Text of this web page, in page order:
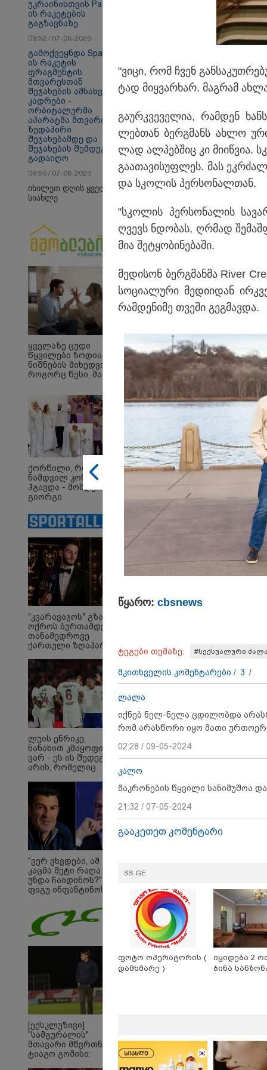
თბილისი - ანტალია
სამართალი
19:42
და
"რატომ იყრება პირად
გაუგებარი ფოტოები,
როგორ დავაღწიო
თავი?" - შესაძლებელია
თუ არა ამ ფუნქციის
წაშლა?
Faceამბები
უკრაინისთვის Patriot-
ის რაკეტების
გაგზავნაზე
09:52 / 07-08-2026
გამოქვეყნდა SpaceX-
ის რაკეტის
ფრაგმენტის
მთვარესთან
შეჯახების ამსახველი
კადრები -
ორბიტალურმა
აპარატმა მთვარის
ზედაპირი
შეჯახებამდე და
შეჯახების შემდეგ
გადაიღო
09:50 / 07-08-2026
იხილეთ დღის ყველა
სიახლე
ყველაზე ცუდი
წყვილები ზოდიაქოს
ნიშნების მიხედვით -
როგორც წესი, მათ არ
ურთიერთობა
ქორწილი, რომელიც
ნამდვილ კონცერტს
ჰგავდა - მომღერალი
გიორგი
დაქორწინდა (ვიდეო)
"კვარავაჯოს" გზა
ოქროს ბურთამდე:
თანამედროვე
ქართული ზღაპარი
ლუის ენრიკე:
ნანახით კმაყოფილი
ვარ - ეს ის შედეგი არ
არის, რომელიც
"ვერ ვხვდები, ამ
კაცმა მეტი რაღა
უნდა ჩაიდინოს?" -
ფიგუ ინფანტინოს
მოითხოვს
[ექსკლუზივი]
"სამგურალის"
მთავარი მწვრთნელი
ტიაგო გომისი:
"ვიცი, რომ ჩვენ
ტად მიყ­ვარ­ხარ. მაგ­რამ
გა­ურ­კვე­ვე­ლია, რამ­დენ
ლებ­თან ბერ­გმანს ახლო
ლად ალ­პებ­შიც კი მი­იწ­ვია.
გა­ა­თა­ვი­სუფ­ლეს. მას
და სკო­ლის პერ­სო­ნალ­თან.
”სკო­ლის პერ­სო­ნა­ლის
ღვევს ნდო­ბას, ღრმად
მია შე­ტყო­ბი­ნე­ბა­ში.
მე­დი­სონ ბერ­გმან­მა River
სო­ცი­ა­ლუ­რი მე­დი­ი­დან
რამ­დე­ნი­მე თვე­ში გეგ­მავ­და.
წყა­რო: cbsnews
ტეგები თემაზე: #სექსუალური
მკითხველის კომენტარები / 3 /
ლალა
იქნებ ნელ-ნელა ცდილობდა
რომ არასწორი იყო მათი
02:28 / 09-05-2024
კალო
მაკრონების წყვილი სანიმუშოა
21:32 / 07-05-2024
გააკეთეთ კომენტარი
SS.GE
ფოტო ოპერატორის (
დამხმარე )
იყიდება 2
ბინა